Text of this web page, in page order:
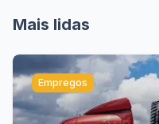
Mais lidas
Empregos